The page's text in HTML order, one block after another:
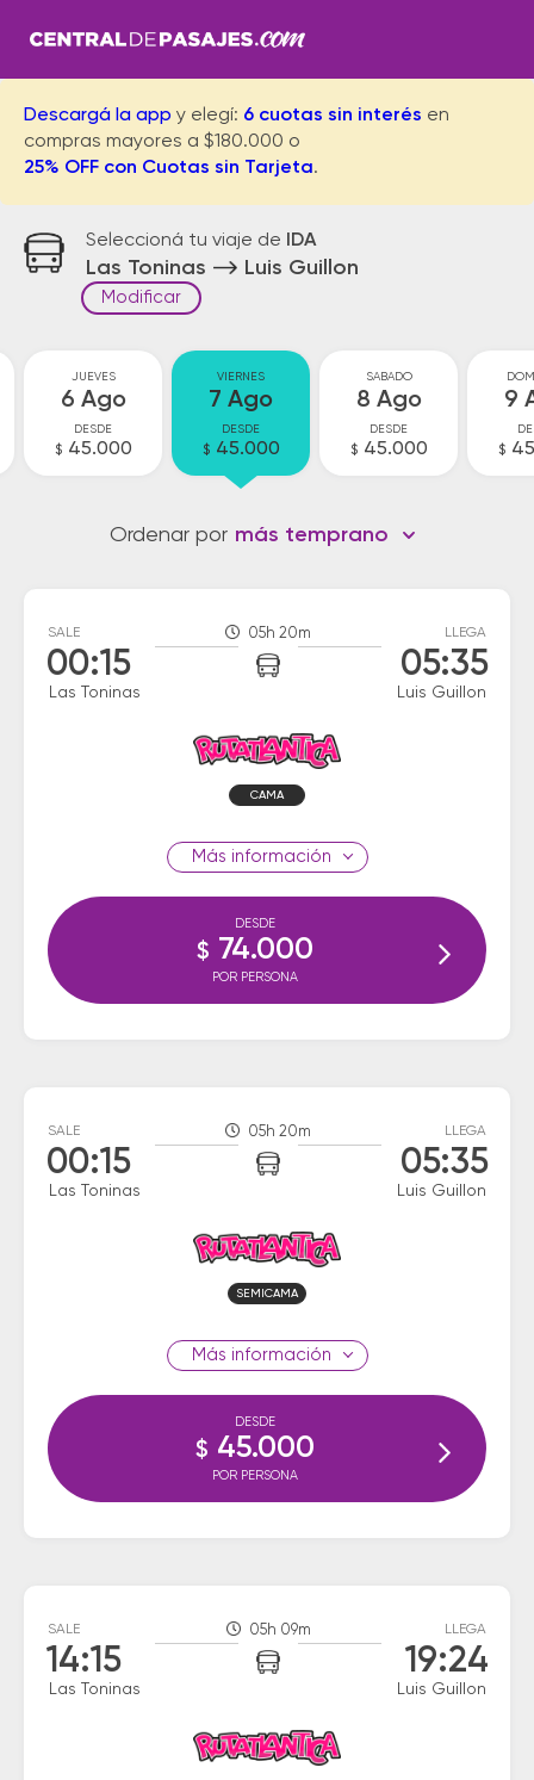
Descargá la app y elegí: 6 cuotas sin interés en
compras mayores a $180.000 o
25% OFF con Cuotas sin Tarjeta.
Seleccioná tu viaje de IDA
Las Toninas Luis Guillon
Modificar
JUEVES
6 Ago
DESDE
$ 45.000
VIERNES
7 Ago
DESDE
$ 45.000
SABADO
8 Ago
DESDE
$ 45.000
9
$
Ordenar por más temprano
SALE
00:15
Las Toninas
05h 20m LLEGA
05:35
Luis Guillon
CAMA
información
DESDE
$ 74.000
POR PERSONA
SALE
00:15
Las Toninas
05h 20m LLEGA
05:35
Luis Guillon
SEMICAMA
información
DESDE
$ 45.000
POR PERSONA
SALE
14:15
Las Toninas
05h 09m LLEGA
19:24
Luis Guillon